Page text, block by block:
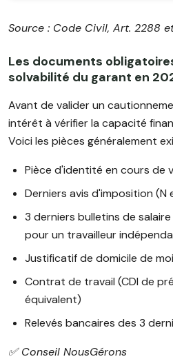
Source : Code Civil, Art. 2288
Les documents
solvabilité du garant en
Avant de valider un
intérêt à vérifier la capacité
Voici les pièces généralement
Pièce d'identité en cours de
Derniers avis d'imposition (N
3 derniers bulletins de
pour un travailleur
Justificatif de domicile de
Contrat de travail (CDI de
équivalent)
Relevés bancaires des 3
✅️ Conseil NousGérons